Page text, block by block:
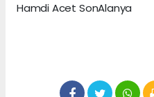
Hamdi Acet SonAlanya